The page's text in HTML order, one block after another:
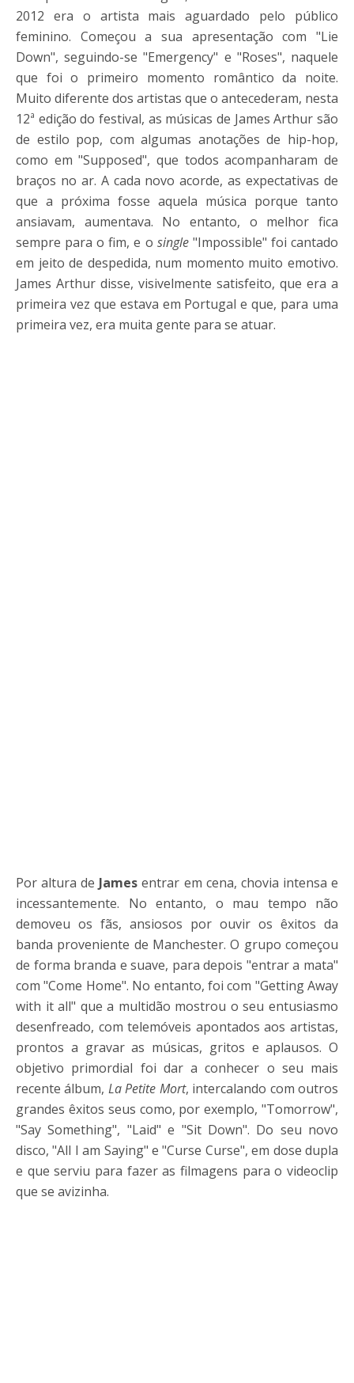
2012 era o artista mais aguardado pelo público
feminino. Começou a sua apresentação com "Lie
Down", seguindo-se "Emergency" e "Roses", naquele
que foi o primeiro momento romântico da noite.
Muito diferente dos artistas que o antecederam, nesta
12ª edição do festival, as músicas de James Arthur são
de estilo pop, com algumas anotações de hip-hop,
como em "Supposed", que todos acompanharam de
braços no ar. A cada novo acorde, as expectativas de
que a próxima fosse aquela música porque tanto
ansiavam, aumentava. No entanto, o melhor fica
sempre para o fim, e o single"Impossible" foi cantado
em jeito de despedida, num momento muito emotivo.
James Arthur disse, visivelmente satisfeito, que era a
primeira vez que estava em Portugal e que, para uma
primeira vez, era muita gente para se atuar.
Por altura de James entrar em cena, chovia intensa e
incessantemente. No entanto, o mau tempo não
demoveu os fãs, ansiosos por ouvir os êxitos da
banda proveniente de Manchester. O grupo começou
de forma branda e suave, para depois "entrar a mata"
com "Come Home". No entanto, foi com "Getting Away
with it all" que a multidão mostrou o seu entusiasmo
desenfreado, com telemóveis apontados aos artistas,
prontos a gravar as músicas, gritos e aplausos. O
objetivo primordial foi dar a conhecer o seu mais
recente álbum, La Petite Mort, intercalando com outros
grandes êxitos seus como, por exemplo, "Tomorrow",
"Say Something", "Laid" e "Sit Down". Do seu novo
disco, "All I am Saying" e "Curse Curse", em dose dupla
e que serviu para fazer as filmagens para o videoclip
que se avizinha.